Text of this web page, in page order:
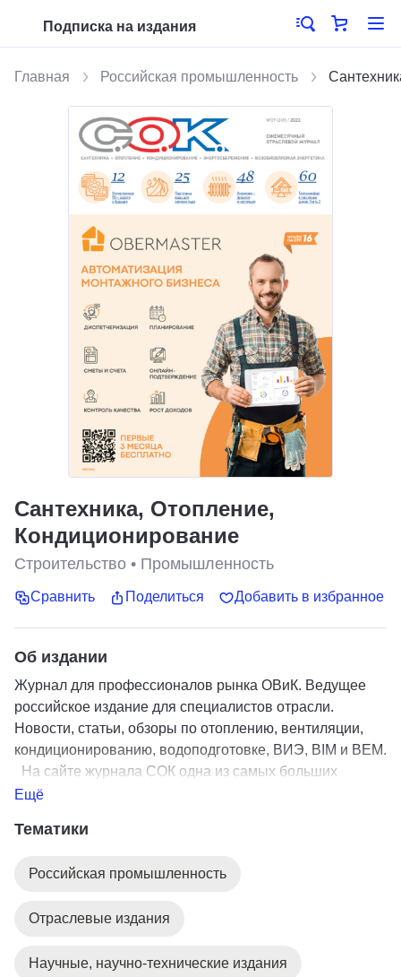
Подписка на издания
Главная Российская промышленность
Сантехника, Отопление,
Кондиционирование
Строительство • Промышленность
Сравнить Поделиться Добавить в избранное
Об издании
Журнал для профессионалов рынка ОВиК. Ведущее
российское издание для специалистов отрасли.
Новости, статьи, обзоры по отоплению, вентиляции,
кондиционированию, водоподготовке, ВИЭ, BIM и BEM.
На сайте журнала СОК одна из самых больших
отраслевых онлайн библиотек инструкций на
литературы, а так же агрегатор вебинаров ведущих
Ещё
Тематики
Российская промышленность
Отраслевые издания
Научные, научно-технические издания